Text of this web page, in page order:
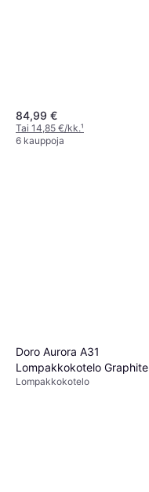
84,99 €
Tai 14,85 €/kk.¹
6 kauppoja
Doro Aurora A31
Lompakkokotelo Graphite
Lompakkokotelo